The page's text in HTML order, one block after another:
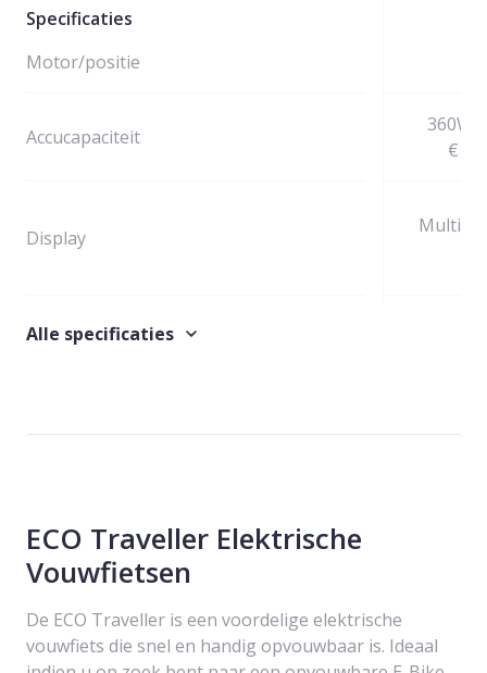
Motor/positie
Accucapaciteit
Display
Walk assist functie
Bescherming
Vering
Alle specificaties
ECO Traveller Elektrische
Vouwfietsen
De ECO Traveller is een voordelige elektrische
vouwfiets die snel en handig opvouwbaar is. Ideaal